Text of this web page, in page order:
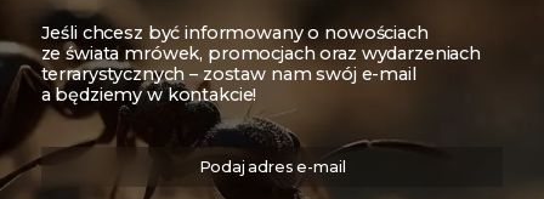
Jeśli chcesz być informowany o nowościach
ze świata mrówek, promocjach oraz wydarzeniach
terrarystycznych – zostaw nam swój e-mail
a będziemy w kontakcie!